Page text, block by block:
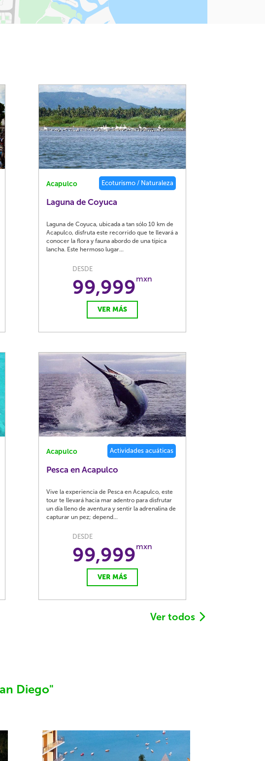
Acapulco Ecoturismo / Naturaleza
Laguna de Coyuca
Laguna de Coyuca, ubicada a tan sólo 10 km de
Acapulco, disfruta este recorrido que te llevará a
conocer la flora y fauna abordo de una típica
lancha. Este hermoso lugar...
DESDE
99,999mxn
VER MÁS
Acapulco Actividades acuáticas
Pesca en Acapulco
Vive la experiencia de Pesca en Acapulco, este
tour te llevará hacia mar adentro para disfrutar
un día lleno de aventura y sentir la adrenalina de
capturar un pez; depend...
DESDE
99,999mxn
VER MÁS
Ver todos
Diego"